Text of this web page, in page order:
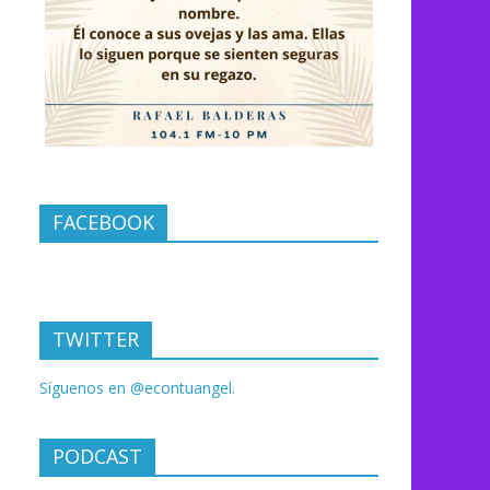
FACEBOOK
TWITTER
Síguenos en @econtuangel.
PODCAST